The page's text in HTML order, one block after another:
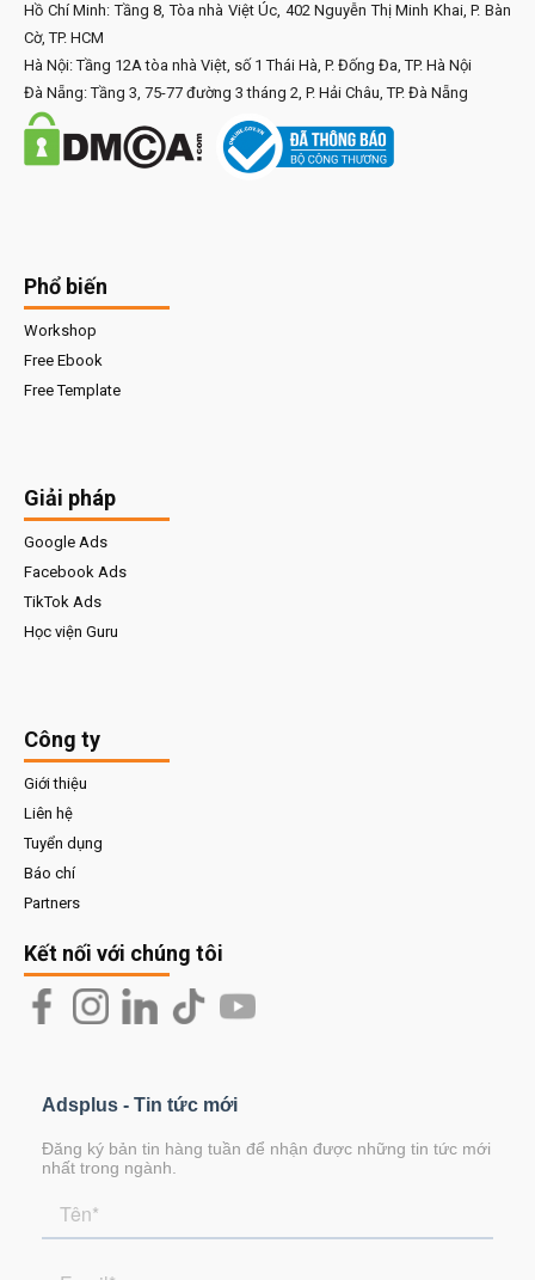
Hồ Chí Minh: Tầng 8, Tòa nhà Việt Úc, 402 Nguyễn Thị Minh Khai, P. Bàn
Cờ, TP. HCM
Hà Nội: Tầng 12A tòa nhà Việt, số 1 Thái Hà, P. Đống Đa, TP. Hà Nội
Đà Nẵng: Tầng 3, 75-77 đường 3 tháng 2, P. Hải Châu, TP. Đà Nẵng
Phổ biến
Workshop
Free Ebook
Free Template
Giải pháp
Google Ads
Facebook Ads
TikTok Ads
Học viện Guru
Công ty
Giới thiệu
Liên hệ
Tuyển dụng
Báo chí
Partners
Kết nối với chúng tôi